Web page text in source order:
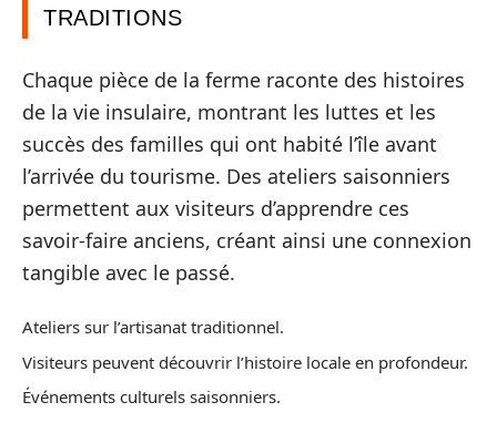
TRADITIONS
Chaque pièce de la ferme raconte des histoires
de la vie insulaire, montrant les luttes et les
succès des familles qui ont habité l’île avant
l’arrivée du tourisme. Des ateliers saisonniers
permettent aux visiteurs d’apprendre ces
savoir-faire anciens, créant ainsi une connexion
tangible avec le passé.
Ateliers sur l’artisanat traditionnel.
Visiteurs peuvent découvrir l’histoire locale en profondeur.
Événements culturels saisonniers.